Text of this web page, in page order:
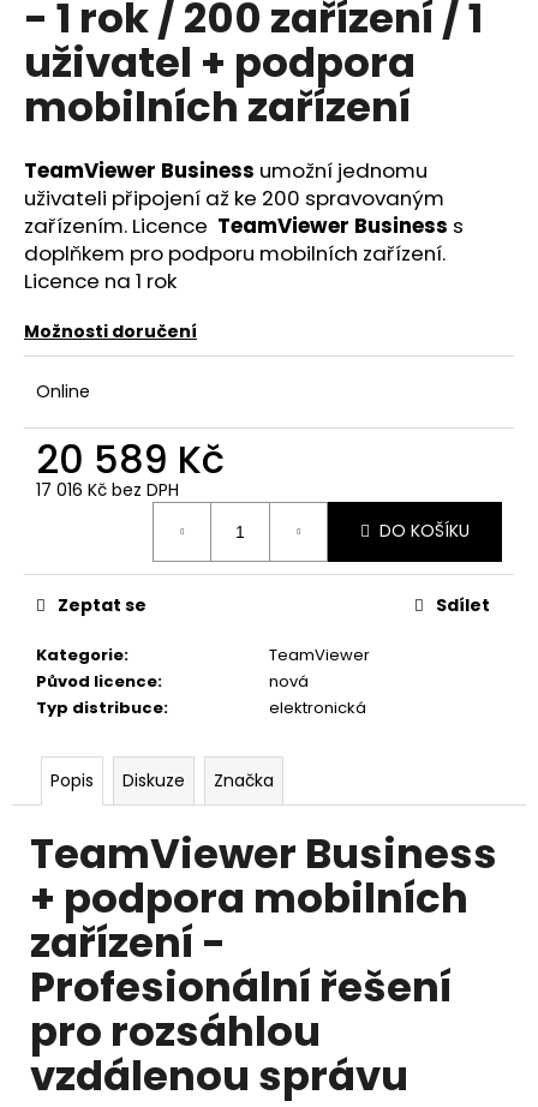
- 1 rok / 200 zařízení / 1
uživatel + podpora
mobilních zařízení
TeamViewer Business umožní jednomu
uživateli připojení až ke 200 spravovaným
zařízením. Licence TeamViewer Business s
doplňkem pro podporu mobilních zařízení.
Licence na 1 rok
Možnosti doručení
Online
20 589 Kč
17 016 Kč bez DPH
DO KOŠÍKU
Kategorie:
TeamViewer
Původ licence:
nová
Typ distribuce: elektronická
Zeptat se Sdílet
Popis Diskuze Značka
TeamViewer Business
+ podpora mobilních
zařízení -
Profesionální řešení
pro rozsáhlou
vzdálenou správu
a
j
í
t
?
D
p
o
u
e
m
e
SOLO
Kč